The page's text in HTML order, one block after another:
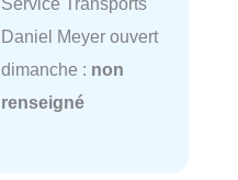
Daniel Meyer ouvert
dimanche : non
renseigné